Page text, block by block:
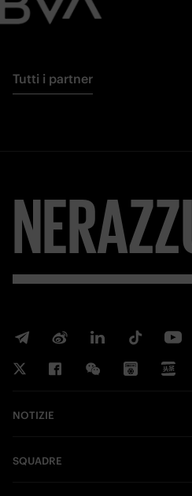
Tutti i partner
NOTIZIE
SQUADRE